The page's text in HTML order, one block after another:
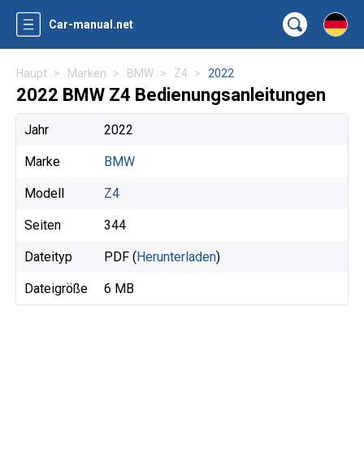
Car-manual.net
Haupt Marken BMW Z4 2022
2022 BMW Z4 Bedienungsanleitungen
Jahr 2022
Marke BMW
Modell Z4
Seiten 344
Dateityp PDF (Herunterladen)
Dateigröße 6 MB